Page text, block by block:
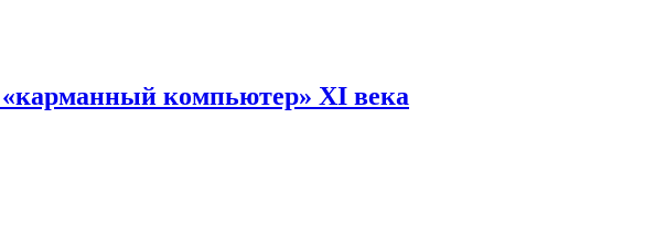
компьютер» XI века